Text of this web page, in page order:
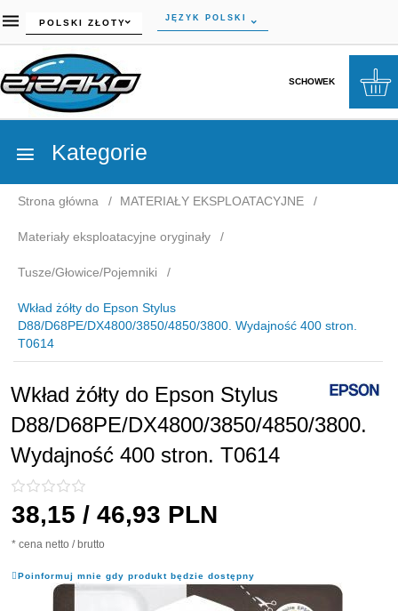
currency_h
POLSKI ZŁOTY JĘZYK POLSKI
SCHOWEK
Kategorie
Strona główna MATERIAŁY EKSPLOATACYJNE
Materiały eksploatacyjne oryginały
Tusze/Głowice/Pojemniki
Wkład żółty do Epson Stylus
D88/D68PE/DX4800/3850/4850/3800. Wydajność 400 stron.
T0614
Wkład żółty do Epson Stylus
D88/D68PE/DX4800/3850/4850/3800.
Wydajność 400 stron. T0614
38,15 / 46,93 PLN
* cena netto / brutto
Poinformuj mnie gdy produkt będzie dostępny